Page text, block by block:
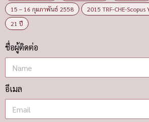
15 – 16 กุมภาพันธ์ 2558
2015 TRF-CHE-
21 ปี
ชื่อผู้ติดต่อ
อีเมล